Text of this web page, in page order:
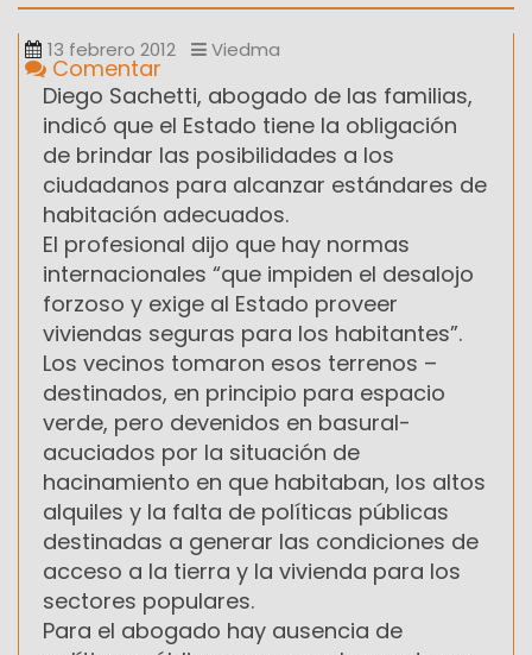
13 febrero 2012 Viedma
Comentar
Diego Sachetti, abogado de las familias,
indicó que el Estado tiene la obligación
de brindar las posibilidades a los
ciudadanos para alcanzar estándares de
habitación adecuados.
El profesional dijo que hay normas
internacionales “que impiden el desalojo
forzoso y exige al Estado proveer
viviendas seguras para los habitantes”.
Los vecinos tomaron esos terrenos –
destinados, en principio para espacio
verde, pero devenidos en basural-
acuciados por la situación de
hacinamiento en que habitaban, los altos
alquiles y la falta de políticas públicas
destinadas a generar las condiciones de
acceso a la tierra y la vivienda para los
sectores populares.
Para el abogado hay ausencia de